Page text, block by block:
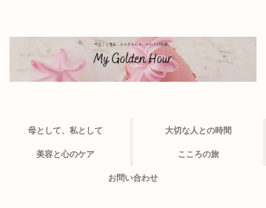
母として、私として 大切な人との時間
美容と心のケア こころの旅
お問い合わせ